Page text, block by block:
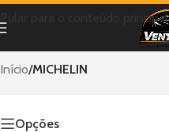
Pular para o conteúdo principal
Início/MICHELIN
Opções